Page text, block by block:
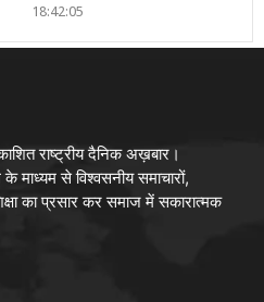
18:42:05
राष्ट्रीय दैनिक अख़बार।
माध्यम से विश्वसनीय समाचारों,
का प्रसार कर समाज में सकारात्मक